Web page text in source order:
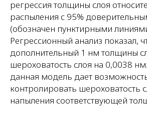
регрессия толщины слоя
распыления с 95%
(обозначен пунктирными
Регрессионный анализ показал,
дополнительный 1 нм толщины
шероховатость слоя на 0,0038
данная модель дает
контролировать шероховатость
напыления соответствующей